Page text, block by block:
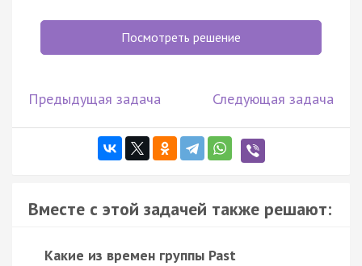
Посмотреть решение
Предыдущая задача Следующая задача
Вместе с этой задачей также решают:
Какие из времен группы Past